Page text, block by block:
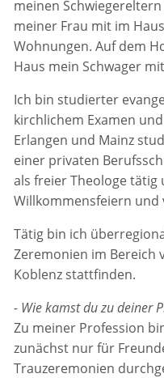
meinen
meiner Frau mit im
Wohnungen. Auf dem
Haus mein Schwager
Ich bin studierter
kirchlichem Examen
Erlangen und Mainz
einer privaten
als freier Theologe
Willkommensfeiern und
Tätig bin ich
Zeremonien im Bereich
Koblenz stattfinden.
- Wie kamst du zu deiner
Zu meiner Profession
zunächst nur für
Trauzeremonien